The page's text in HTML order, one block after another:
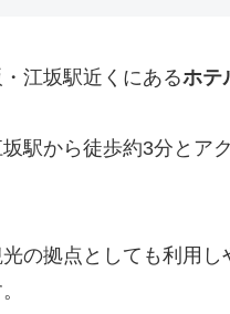
江坂駅近くにあるホテ
駅から徒歩約3分とア
の拠点としても利用